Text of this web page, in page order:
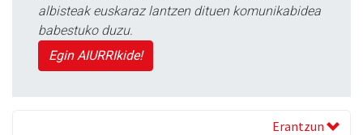
albisteak euskaraz lantzen dituen komunikabidea
babestuko duzu.
Egin AIURRIkide!
Erantzun